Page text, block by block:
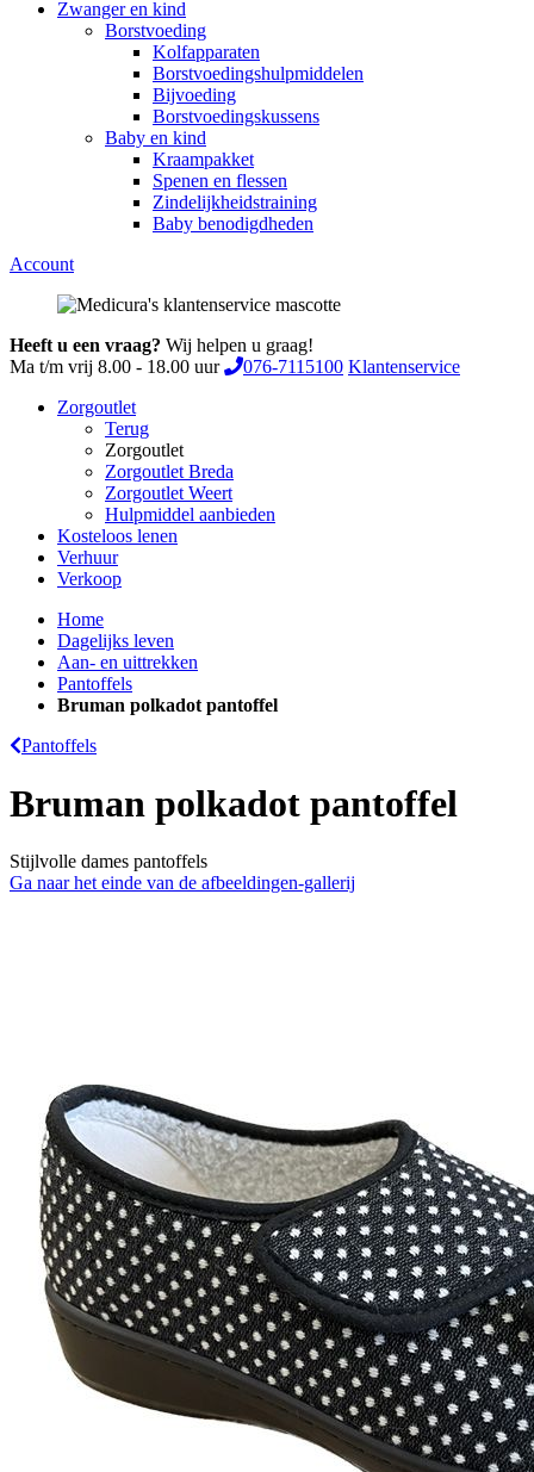
Zwanger en kind
Borstvoeding
Kolfapparaten
Borstvoedingshulpmiddelen
Bijvoeding
Borstvoedingskussens
Baby en kind
Kraampakket
Spenen en flessen
Zindelijkheidstraining
Baby benodigdheden
Account
Heeft u een vraag? Wij helpen u graag!
Ma t/m vrij 8.00 - 18.00 uur
076-7115100 Klantenservice
Zorgoutlet
Terug
Zorgoutlet
Zorgoutlet Breda
Zorgoutlet Weert
Hulpmiddel aanbieden
Kosteloos lenen
Verhuur
Verkoop
Home
Dagelijks leven
Aan- en uittrekken
Pantoffels
Bruman polkadot pantoffel
Pantoffels
Bruman polkadot pantoffel
Stijlvolle dames pantoffels
Ga naar het einde van de afbeeldingen-gallerij